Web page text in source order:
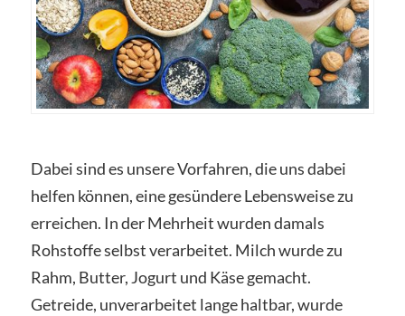
Dabei sind es unsere Vorfahren, die uns dabei
helfen können, eine gesündere Lebensweise zu
erreichen. In der Mehrheit wurden damals
Rohstoffe selbst verarbeitet. Milch wurde zu
Rahm, Butter, Jogurt und Käse gemacht.
Getreide, unverarbeitet lange haltbar, wurde